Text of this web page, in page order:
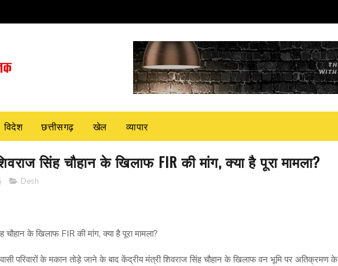
विदेश छत्तीसगढ़ खेल व्यापार
सिंह चौहान के खिलाफ FIR की मांग, क्या है पूरा मामला?
Desh
चौहान के खिलाफ FIR की मांग, क्या है पूरा मामला?
परिवारों के मकान तोड़े जाने के बाद केंद्रीय मंत्री शिवराज सिंह चौहान के खिलाफ वन भूमि पर अतिक्रमण के